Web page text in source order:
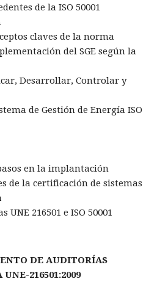
de la ISO 50001
claves de la norma
del SGE según la
Desarrollar, Controlar y
de Gestión de Energía ISO
en la implantación
de la certificación de sistemas
216501 e ISO 50001
DE AUDITORÍAS
216501:2009